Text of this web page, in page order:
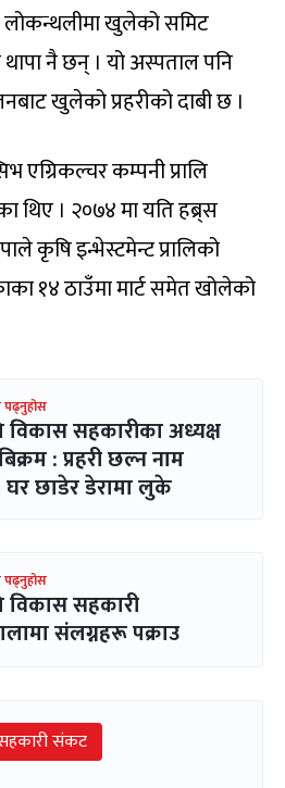
लोकन्थलीमा खुलेको समिट
नै छन् । यो अस्पताल पनि
खुलेको प्रहरीको दाबी छ ।
एग्रिकल्चर कम्पनी प्रालि
थिए । २०७४ मा यति हब्र्स
कृषि इन्भेस्टमेन्ट प्रालिको
१४ ठाउँमा मार्ट समेत खोलेको
पढ्नुहोस
विकास सहकारीका अध्यक्ष
: प्रहरी छल्न नाम
छाडेर डेरामा लुके
पढ्नुहोस
विकास सहकारी
संलग्नहरू पक्राउ
संकट